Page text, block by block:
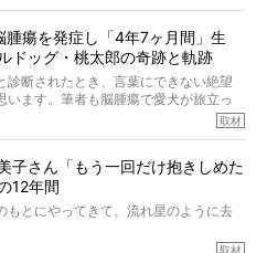
を覗くと、たくさんのフレブルアカウ
いて、わが『FRENCH BULLDOG
やトーラスも、その中の一頭。
フレブルの魅力を語っていただきまし
りは、思ってた以上！ ガチ中のガチ
腫瘍を発症し「4年7ヶ月間」生
ドッグ・桃太郎の奇跡と軌跡
診断されたとき、言葉にできない絶望
います。筆者も脳腫瘍で愛犬が旅立っ
そ、どれほど厄介で困難な病気かを理
ブルドッグの桃太郎は9歳で脳腫瘍を発
月間も生き抜いたのです。旅立ったと
ヶ月、レジェンド級のレジェンドでし
後3年間は一度も発作が起きなかったと
取材
子さん「もう一回だけ抱きしめた
12年間
もとにやってきて、流れ星のように去
取材